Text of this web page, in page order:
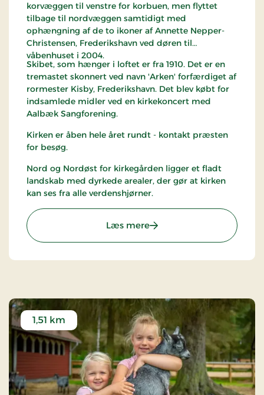
korvæggen til venstre for korbuen, men flyttet
tilbage til nordvæggen samtidigt med
ophængning af de to ikoner af Annette Nepper-
Christensen, Frederikshavn ved døren til
våbenhuset i 2004.
Skibet, som hænger i loftet er fra 1910. Det er en
tremastet skonnert ved navn 'Arken' forfærdiget af
rormester Kisby, Frederikshavn. Det blev købt for
indsamlede midler ved en kirkekoncert med
Aalbæk Sangforening.
Kirken er åben hele året rundt - kontakt præsten
for besøg.
Nord og Nordøst for kirkegården ligger et fladt
landskab med dyrkede arealer, der gør at kirken
kan ses fra alle verdenshjørner.
Læs mere: Ålbæk Kirke
1,51 km